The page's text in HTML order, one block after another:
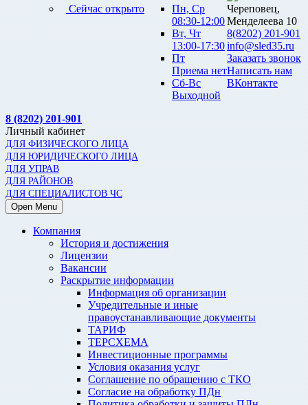
Сейчас открыто
Пн, Ср
08:30-12:00
Вт, Чт
13:00-17:30
Пт
Приема нет
Сб-Вс
Выходной
Череповец,
Менделеева 10
8(8202) 201-901
info@sled35.ru
Заказать звонок
Написать нам
ВКонтакте
8 (8202) 201-901
Личный кабинет
ДЛЯ ФИЗИЧЕСКОГО ЛИЦА
ДЛЯ ЮРИДИЧЕСКОГО ЛИЦА
ДЛЯ УПРАВ
ДЛЯ РАЙОНОВ
ДЛЯ СПЕЦИАЛИСТОВ ЧС
Open Menu
Компания
История и достижения
Лицензии
Вакансии
Раскрытие информации
Информация об организации
Учредительные и иные
правоустанавливающие документы
ТАРИФ
ТЕРСХЕМА
Инвестиционные программы
Условия оказания услуг
Соглашение по обращению с ТКО
Согласие на обработку ПДн